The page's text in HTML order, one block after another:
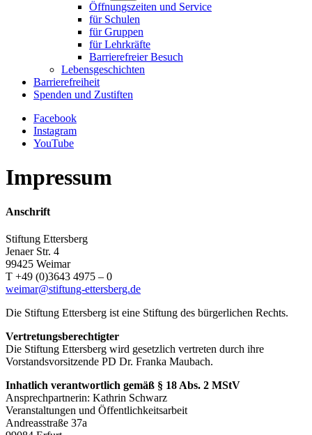
Öffnungszeiten und Service
für Schulen
für Gruppen
für Lehrkräfte
Barrierefreier Besuch
Lebensgeschichten
Barrierefreiheit
Spenden und Zustiften
Facebook
Instagram
YouTube
Impressum
Anschrift
Stiftung Ettersberg
Jenaer Str. 4
99425 Weimar
T +49 (0)3643 4975 – 0
weimar@stiftung-ettersberg.de
Die Stiftung Ettersberg ist eine Stiftung des bürgerlichen Rechts.
Vertretungsberechtigter
Die Stiftung Ettersberg wird gesetzlich vertreten durch ihre
Vorstandsvorsitzende PD Dr. Franka Maubach.
Inhatlich verantwortlich gemäß § 18 Abs. 2 MStV
Ansprechpartnerin: Kathrin Schwarz
Veranstaltungen und Öffentlichkeitsarbeit
Andreasstraße 37a